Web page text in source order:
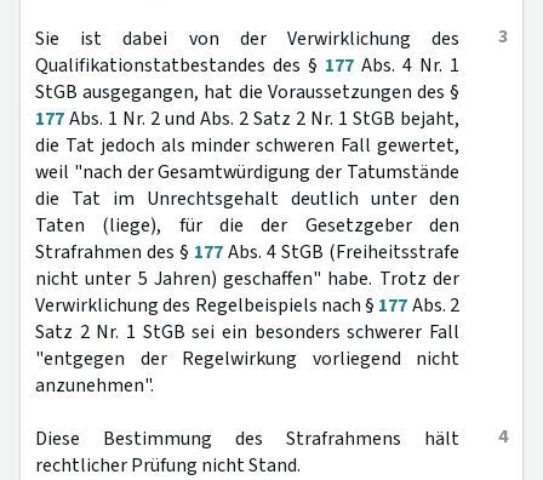
3
Sie ist dabei von der Verwirklichung des
Qualifikationstatbestandes des § 177 Abs. 4 Nr. 1
StGB ausgegangen, hat die Voraussetzungen des §
177Abs. 1 Nr. 2 und Abs. 2 Satz 2 Nr. 1 StGB bejaht,
die Tat jedoch als minder schweren Fall gewertet,
weil "nach der Gesamtwürdigung der Tatumstände
die Tat im Unrechtsgehalt deutlich unter den
Taten (liege), für die der Gesetzgeber den
Strafrahmen des § 177Abs. 4 StGB (Freiheitsstrafe
nicht unter 5 Jahren) geschaffen" habe. Trotz der
Verwirklichung des Regelbeispiels nach § 177Abs. 2
Satz 2 Nr. 1 StGB sei ein besonders schwerer Fall
"entgegen der Regelwirkung vorliegend nicht
anzunehmen".
4
Diese Bestimmung des Strafrahmens hält
rechtlicher Prüfung nicht Stand.